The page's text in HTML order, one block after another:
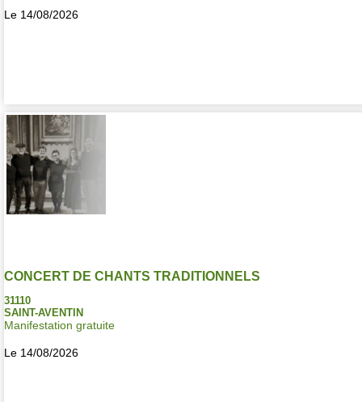
Le 14/08/2026
CONCERT DE CHANTS TRADITIONNELS
31110
SAINT-AVENTIN
Manifestation gratuite
Le 14/08/2026